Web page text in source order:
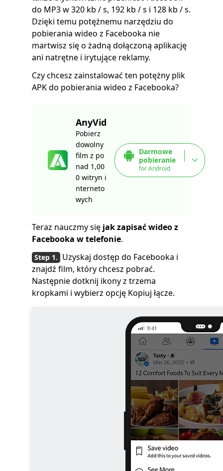
do MP3 w 320 kb / s, 192 kb / s i 128 kb / s.
Dzięki temu potężnemu narzędziu do
pobierania wideo z Facebooka nie
martwisz się o żadną dołączoną aplikację
ani natrętne i irytujące reklamy.
Czy chcesz zainstalować ten potężny plik
APK do pobierania wideo z Facebooka?
AnyVid
Pobierz
dowolny
film z po
nad 1,00
0 witryn i
nterneto
wych
Darmowe
pobieranie
for Android
Teraz nauczmy się jak zapisać wideo z
Facebooka w telefonie.
Uzyskaj dostęp do Facebooka i
znajdź film, który chcesz pobrać.
Następnie dotknij ikony z trzema
kropkami i wybierz opcję Kopiuj łącze.